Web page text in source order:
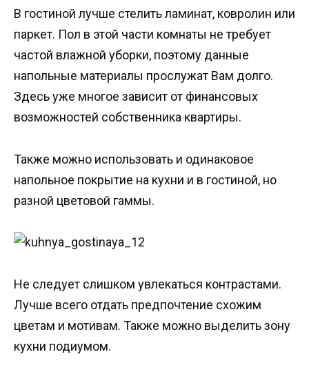
В гостиной лучше стелить ламинат, ковролин или
паркет. Пол в этой части комнаты не требует
частой влажной уборки, поэтому данные
напольные материалы прослужат Вам долго.
Здесь уже многое зависит от финансовых
возможностей собственника квартиры.
Также можно использовать и одинаковое
напольное покрытие на кухни и в гостиной, но
разной цветовой гаммы.
Не следует слишком увлекаться контрастами.
Лучше всего отдать предпочтение схожим
цветам и мотивам. Также можно выделить зону
кухни подиумом.